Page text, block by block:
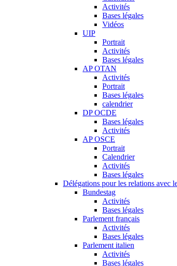
Activités
Bases légales
Vidéos
UIP
Portrait
Activités
Bases légales
AP OTAN
Activités
Portrait
Bases légales
calendrier
DP OCDE
Bases légales
Activités
AP OSCE
Portrait
Calendrier
Activités
Bases légales
Délégations pour les relations avec
Bundestag
Activités
Bases légales
Parlement français
Activités
Bases légales
Parlement italien
Activités
Bases légales